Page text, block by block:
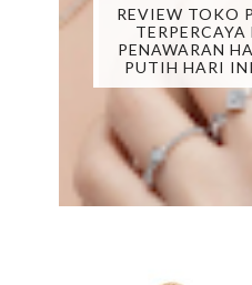
REVIEW TOKO
TERPERCAYA
PENAWARAN
PUTIH HARI